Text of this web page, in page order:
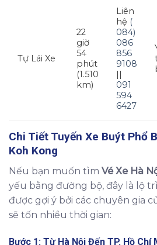
Tự Lái Xe
22
giờ
54
phút
(1.510
km)
Liên
hệ (
084)
086
856
9108
091
594
6427
Chi Tiết Tuyến Xe Buýt Phổ
Koh Kong
Nếu bạn muốn tìm Vé Xe Hà
yếu bằng đường bộ, đây là lộ
được gợi ý bởi các chuyên gia
sẽ tốn nhiều thời gian:
Bước 1: Từ Hà Nội Đến TP. Hồ Chí